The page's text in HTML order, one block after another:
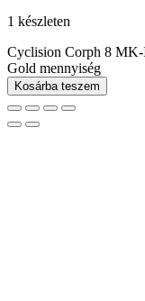
1 készleten
Cyclision Corph 8
Gold mennyiség
Kosárba teszem